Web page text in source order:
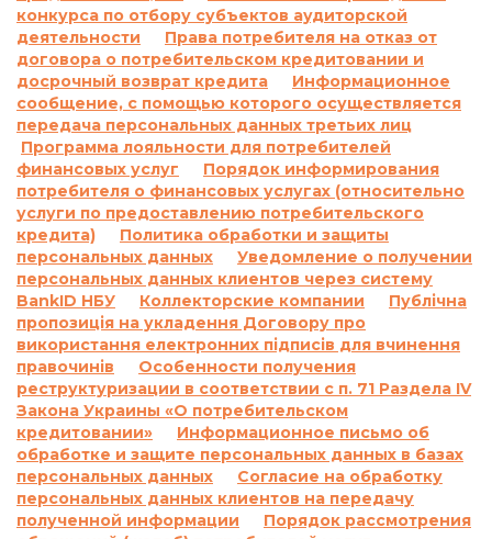
процентной ставки, других платежей,
применяемых или взимаемых в случае
невыполнения обязательства по договору о
потребительском кредите:
1.1.Ответственность за просрочку
выполнения и/или невыполнение условий
договора:
По договору о предоставлении кредита по
продукту «Кредит до 26 дней»:
Согласно п. 7.5. Договора о предоставлении
кредита:
«В случае просрочки выполнения Заемщиком
денежного обязательства по уплате процентов
за пользование Кредитом и/или Комиссии и/
или суммы Кредита в определенные
Договором сроки, на основании положений
части 2 статьи 625 Гражданского кодекса
Украины Кредитодатель имеет право
требовать, а Заемщик обязан уплатить
Кредитодателю сумму задолженности с учетом
3700 (три тысячи семьсот) процентов годовых
конкурса по отбору субъектов аудиторской
деятельности
Права потребителя на отказ от
договора о потребительском кредитовании и
досрочный возврат кредита
Информационное
сообщение, с помощью которого осуществляется
передача персональных данных третьих лиц
Программа лояльности для потребителей
финансовых услуг
Порядок информирования
потребителя о финансовых услугах (относительно
услуги по предоставлению потребительского
кредита)
Политика обработки и защиты
персональных данных
Уведомление о получении
персональных данных клиентов через систему
BankID НБУ
Коллекторские компании
Публічна
пропозиція на укладення Договору про
використання електронних підписів для вчинення
правочинів
Особенности получения
реструктуризации в соответствии с п. 71 Раздела IV
Закона Украины «О потребительском
кредитовании»
Информационное письмо об
обработке и защите персональных данных в базах
персональных данных
Согласие на обработку
персональных данных клиентов на передачу
полученной информации
Порядок рассмотрения